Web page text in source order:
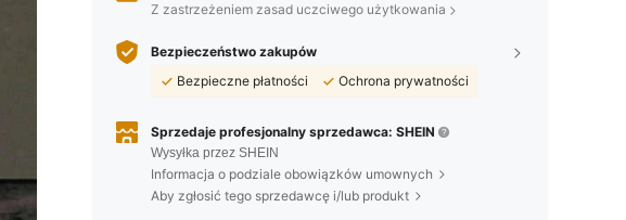
Z zastrzeżeniem zasad uczciwego użytkowania
Bezpieczeństwo zakupów
Bezpieczne płatności
Ochrona prywatności
Sprzedaje profesjonalny sprzedawca: SHEIN
Wysyłka przez SHEIN
Informacja o podziale obowiązków umownych
Aby zgłosić tego sprzedawcę i/lub produkt